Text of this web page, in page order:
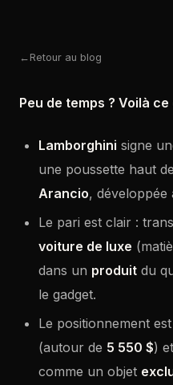
Retour au blog
Peu de temps ? Voilà
Lamborghini signe
une poussette haut
Arancio, développée
Le pari est clair :
voiture de luxe
dans un produit du
le gadget.
Le positionnement
(autour de 5 550 $)
comme un objet